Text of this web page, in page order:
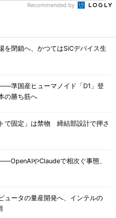
Recommended by
を閉鎖へ、かつてはSiCデバイス生
準国産ヒューマノイド「D1」登
の勝ち筋へ
で固定」は禁物 締結部設計で押さ
やClaudeで相次ぐ事態、
ュータの量産開発へ、インテルの